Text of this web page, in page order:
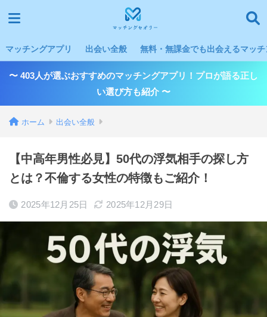
マッチングアプリ 出会い全般 無料・無課金でも出会えるマッ
〜 403人が選ぶおすすめのマッチングアプリ！プロが語る正し
い選び方も紹介 〜
ホーム 出会い全般
【中高年男性必見】50代の浮気相手の探し方
とは？不倫する女性の特徴もご紹介！
2025年12月25日 2025年12月29日